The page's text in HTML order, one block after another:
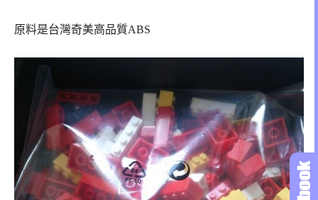
原料是台灣奇美高品質ABS